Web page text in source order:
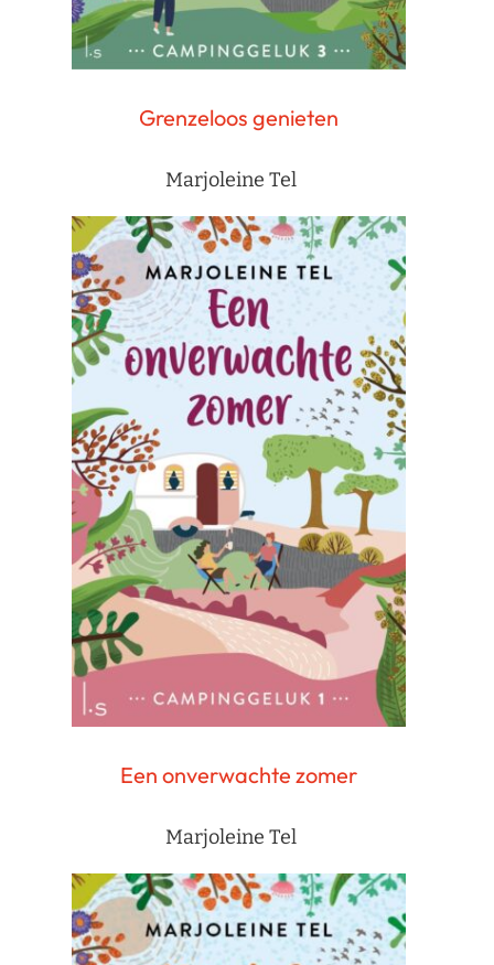
Grenzeloos genieten
Marjoleine Tel
Een onverwachte zomer
Marjoleine Tel